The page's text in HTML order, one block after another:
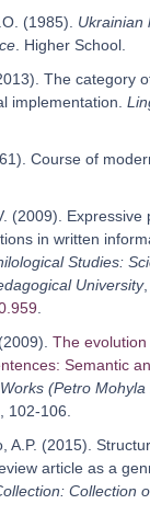
(1985). Ukrainian
. Higher School.
The category
implementation.
Course of
(2009). Expressive
in written
Studies:
University
.
The
Semantic
(Petro
102-106.
A.P. (2015).
article as a
Collection